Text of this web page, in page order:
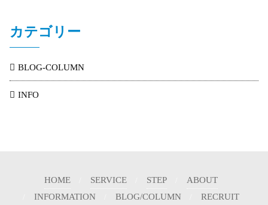
カテゴリー
BLOG-COLUMN
INFO
HOME SERVICE STEP
ABOUT
INFORMATION
BLOG/COLUMN RECRUIT